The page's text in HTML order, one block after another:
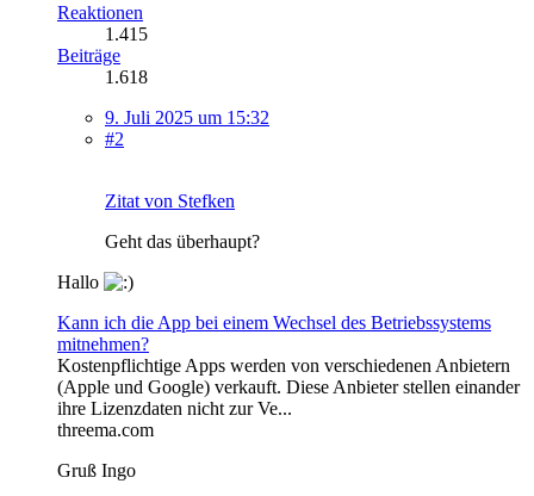
Reaktionen
1.415
Beiträge
1.618
9. Juli 2025 um 15:32
#2
Zitat von Stefken
Geht das überhaupt?
Hallo
Kann ich die App bei einem Wechsel des Betriebssystems
mitnehmen?
Kostenpflichtige Apps werden von verschiedenen Anbietern
(Apple und Google) verkauft. Diese Anbieter stellen einander
ihre Lizenzdaten nicht zur Ve...
threema.com
Gruß Ingo